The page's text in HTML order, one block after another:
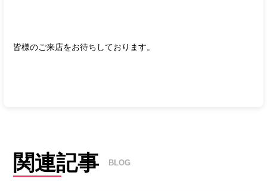
皆様のご来店をお待ちしております。
関連記事 BLOG